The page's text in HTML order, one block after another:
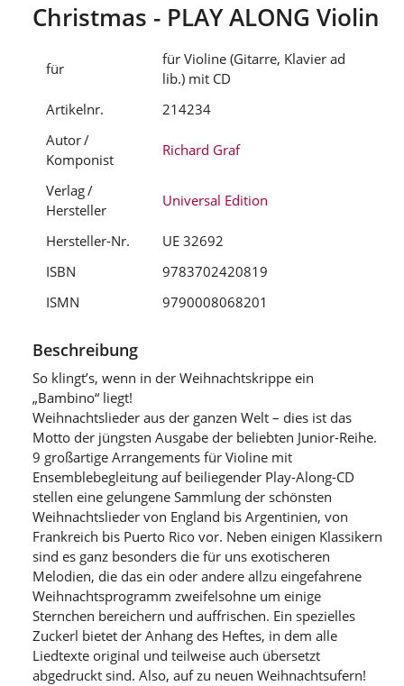
Christmas - PLAY ALONG Violin
für
für Violine (Gitarre, Klavier ad
lib.) mit CD
Artikelnr.
214234
Autor /
Komponist
Richard Graf
Verlag /
Hersteller
Universal Edition
Hersteller-Nr.
UE 32692
ISBN
9783702420819
ISMN
9790008068201
Beschreibung
So klingt’s, wenn in der Weihnachtskrippe ein
„Bambino“ liegt!
Weihnachtslieder aus der ganzen Welt – dies ist das
Motto der jüngsten Ausgabe der beliebten Junior-Reihe.
9 großartige Arrangements für Violine mit
Ensemblebegleitung auf beiliegender Play-Along-CD
stellen eine gelungene Sammlung der schönsten
Weihnachtslieder von England bis Argentinien, von
Frankreich bis Puerto Rico vor. Neben einigen Klassikern
sind es ganz besonders die für uns exotischeren
Melodien, die das ein oder andere allzu eingefahrene
Weihnachtsprogramm zweifelsohne um einige
Sternchen bereichern und auffrischen. Ein spezielles
Zuckerl bietet der Anhang des Heftes, in dem alle
Liedtexte original und teilweise auch übersetzt
abgedruckt sind. Also, auf zu neuen Weihnachtsufern!